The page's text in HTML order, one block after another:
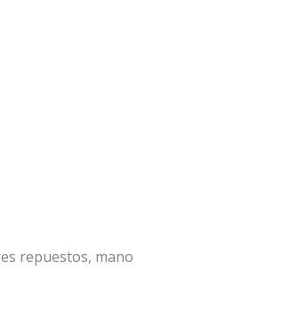
repuestos, mano